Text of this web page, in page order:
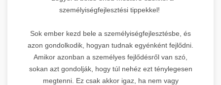
személyiségfejlesztési tippekkel!
Sok ember kezd bele a személyiségfejlesztésbe, és
azon gondolkodik, hogyan tudnak egyénként fejlődni.
Amikor azonban a személyes fejlődésről van szó,
sokan azt gondolják, hogy túl nehéz ezt ténylegesen
megtenni. Ez csak akkor igaz, ha nem vagy